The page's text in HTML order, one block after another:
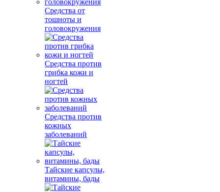
Средства от
тошноты и
головокружения
Средства против
грибка кожи и
ногтей
Средства против
кожных
заболеваний
Тайские капсулы,
витамины, бады